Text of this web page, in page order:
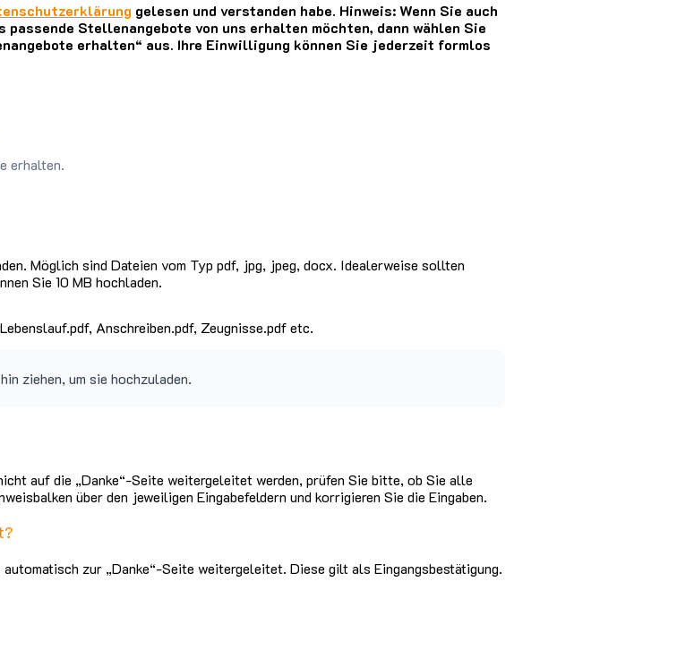
gelesen und verstanden habe. Hinweis: Wenn Sie auch
Stellenangebote von uns erhalten möchten, dann wählen Sie
erhalten“ aus. Ihre Einwilligung können Sie jederzeit formlos
erhalten.
Möglich sind Dateien vom Typ pdf, jpg, jpeg, docx. Idealerweise sollten
Sie 10 MB hochladen.
Anschreiben.pdf, Zeugnisse.pdf etc.
ziehen, um sie hochzuladen.
auf die „Danke“-Seite weitergeleitet werden, prüfen Sie bitte, ob Sie alle
über den jeweiligen Eingabefeldern und korrigieren Sie die Eingaben.
zur „Danke“-Seite weitergeleitet. Diese gilt als Eingangsbestätigung.